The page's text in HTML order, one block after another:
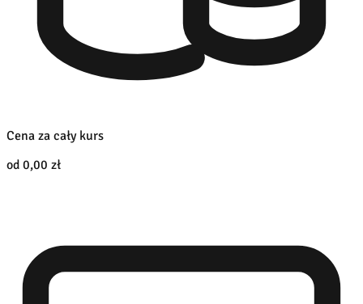
Cena za cały kurs
od 0,00 zł